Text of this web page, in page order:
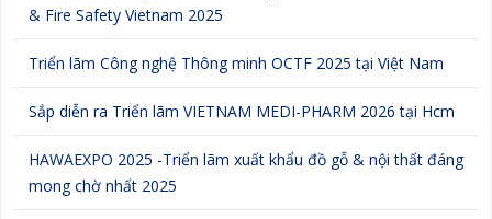
& Fire Safety Vietnam 2025
Triển lãm Công nghệ Thông minh OCTF 2025 tại Việt Nam
Sắp diễn ra Triển lãm VIETNAM MEDI-PHARM 2026 tại Hcm
HAWAEXPO 2025 -Triển lãm xuất khẩu đồ gỗ & nội thất đáng
mong chờ nhất 2025